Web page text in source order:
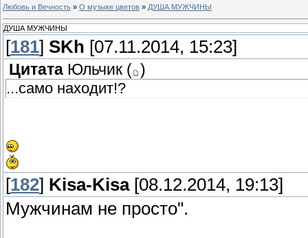
Любовь и Вечность » О музыке цветов » ДУША МУЖЧИНЫ
ДУША МУЖЧИНЫ
[181] SKh [07.11.2014, 15:23]
Цитата Юльчик ( )
...само находит!?
[182] Kisa-Kisa[08.12.2014, 19:13]
Мужчинам не просто".